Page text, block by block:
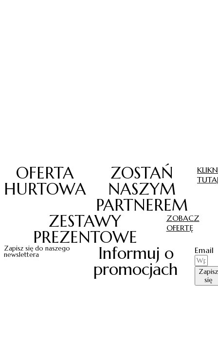
OFERTA
HURTOWA
ZOSTAŃ
NASZYM
PARTNEREM
ZESTAWY
PREZENTOWE
ZOBACZ
OFERTĘ
Zapisz się do naszego
newslettera
Informuj o
promocjach
Email
Zapisz
się